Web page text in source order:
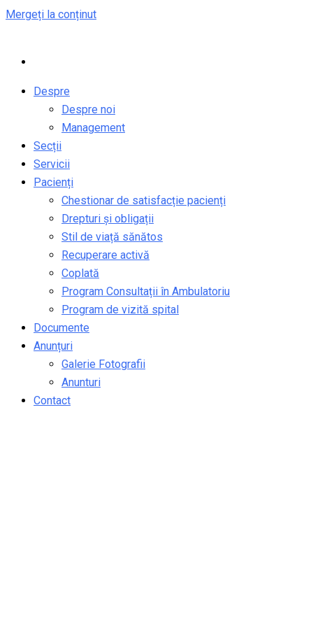
Mergeți la conținut
Despre
Despre noi
Management
Secții
Servicii
Pacienți
Chestionar de satisfacție pacienți
Drepturi și obligații
Stil de viață sănătos
Recuperare activă
Coplată
Program Consultații în Ambulatoriu
Program de vizită spital
Documente
Anunțuri
Galerie Fotografii
Anunturi
Contact